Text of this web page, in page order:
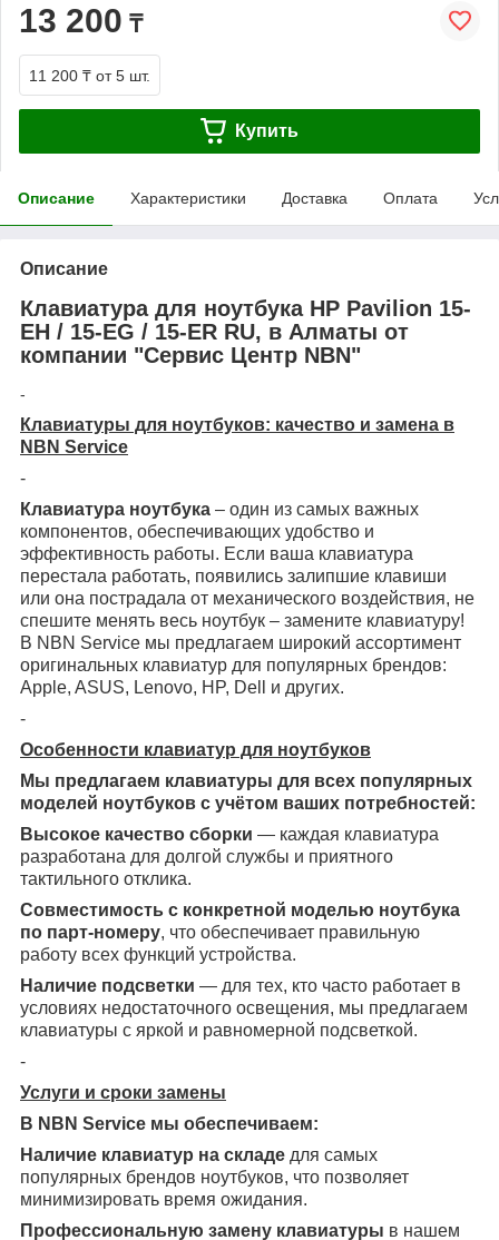
13 200 ₸
11 200 ₸ от 5 шт.
Купить
Описание Характеристики Доставка Оплата
Описание
Клавиатура для ноутбука HP Pavilion 15-
EH / 15-EG / 15-ER RU, в Алматы от
компании "Сервис Центр NBN"
-
Клавиатуры для ноутбуков: качество и замена в
NBN Service
-
Клавиатура ноутбука – один из самых важных
компонентов, обеспечивающих удобство и
эффективность работы. Если ваша клавиатура
перестала работать, появились залипшие клавиши
или она пострадала от механического воздействия, не
спешите менять весь ноутбук – замените клавиатуру!
В NBN Service мы предлагаем широкий ассортимент
оригинальных клавиатур для популярных брендов:
Apple, ASUS, Lenovo, HP, Dell и других.
-
Особенности клавиатур для ноутбуков
Мы предлагаем клавиатуры для всех популярных
моделей ноутбуков с учётом ваших потребностей:
Высокое качество сборки — каждая клавиатура
разработана для долгой службы и приятного
тактильного отклика.
Совместимость с конкретной моделью ноутбука
по парт-номеру, что обеспечивает правильную
работу всех функций устройства.
Наличие подсветки — для тех, кто часто работает в
условиях недостаточного освещения, мы предлагаем
клавиатуры с яркой и равномерной подсветкой.
-
Услуги и сроки замены
В NBN Service мы обеспечиваем:
Наличие клавиатур на складе для самых
популярных брендов ноутбуков, что позволяет
минимизировать время ожидания.
Профессиональную замену клавиатуры в нашем